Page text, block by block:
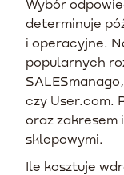
Wybór
determinuje
i operacyjne.
popularnych
czy User.com.
oraz
sklepowymi.
Ile kosztuje